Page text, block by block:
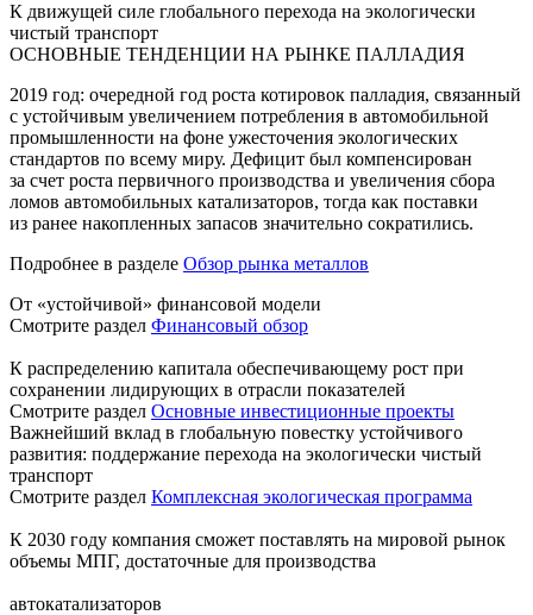
К движущей силе глобального перехода на экологически
чистый транспорт
ОСНОВНЫЕ ТЕНДЕНЦИИ НА РЫНКЕ ПАЛЛАДИЯ
2019 год: очередной год роста котировок палладия, связанный
с устойчивым увеличением потребления в автомобильной
промышленности на фоне ужесточения экологических
стандартов по всему миру. Дефицит был компенсирован
за счет роста первичного производства и увеличения сбора
ломов автомобильных катализаторов, тогда как поставки
из ранее накопленных запасов значительно сократились.
Подробнее в разделе Обзор рынка металлов
От «устойчивой» финансовой модели
Смотрите раздел Финансовый обзор
К распределению капитала обеспечивающему рост при
сохранении лидирующих в отрасли показателей
Смотрите раздел Основные инвестиционные проекты
Важнейший вклад в глобальную повестку устойчивого
развития: поддержание перехода на экологически чистый
транспорт
Смотрите раздел Комплексная экологическая программа
К 2030 году компания сможет поставлять на мировой рынок
объемы МПГ, достаточные для производства
автокатализаторов